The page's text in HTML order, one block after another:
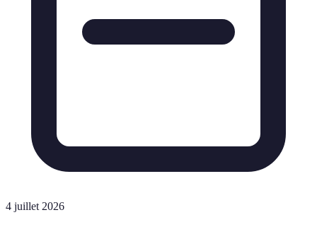
4 juillet 2026